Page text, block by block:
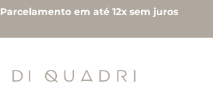
Parcelamento em até 12x sem juros